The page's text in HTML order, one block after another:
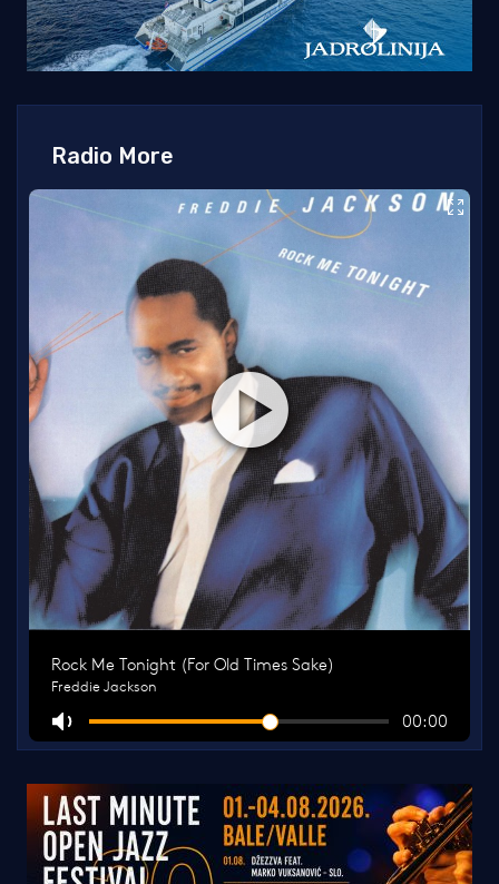
Radio More